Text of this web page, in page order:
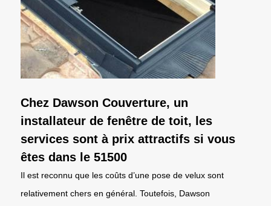
Chez Dawson Couverture, un
installateur de fenêtre de toit, les
services sont à prix attractifs si vous
êtes dans le 51500
Il est reconnu que les coûts d’une pose de velux sont
relativement chers en général. Toutefois, Dawson